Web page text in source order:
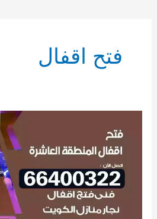
فتح اقفال
اقفال
المنطقة
العاشرة
66400322